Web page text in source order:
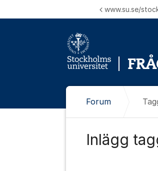
www.su.se/
Forum
Inlägg